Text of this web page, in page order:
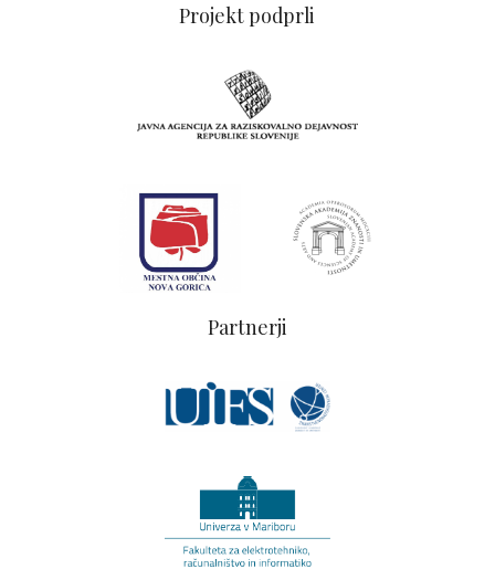
Projekt podprli
Partnerji